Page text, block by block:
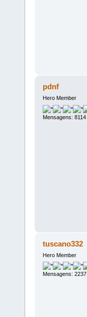
pdnf
Hero Member
Mensagens: 8114
tuscano332
Hero Member
Mensagens: 2237